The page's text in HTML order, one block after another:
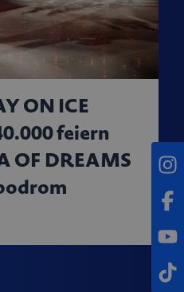
ON ICE
feiern
OF DREAMS